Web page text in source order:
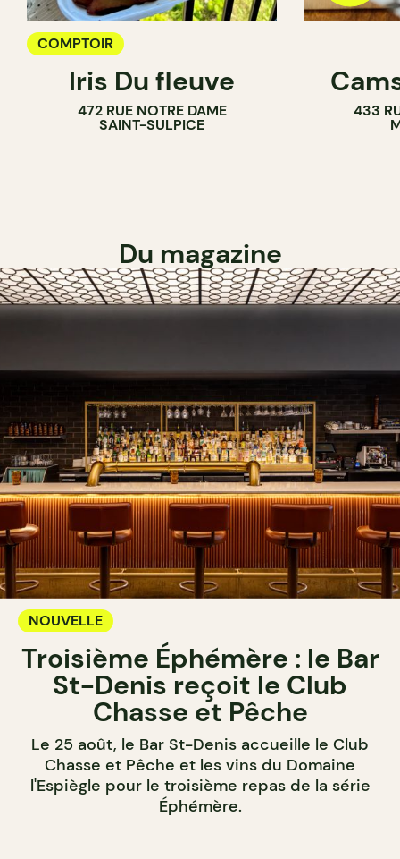
COMPTOIR
Iris Du fleuve
472 RUE NOTRE DAME
SAINT-SULPICE
433
Du magazine
NOUVELLE
Troisième Éphémère : le Bar
St-Denis reçoit le Club
Chasse et Pêche
Le 25 août, le Bar St-Denis accueille le Club
Chasse et Pêche et les vins du Domaine
l'Espiègle pour le troisième repas de la série
Éphémère.